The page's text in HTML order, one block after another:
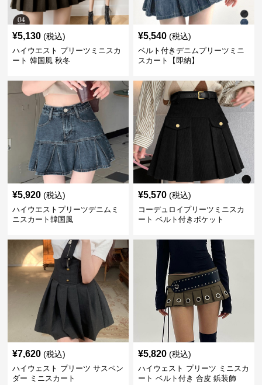
¥5,130 (税込)
ハイウエスト プリーツミニスカ
ート 韓国風 秋冬
¥5,540 (税込)
ベルト付きデニムプリーツミニ
スカート【即納】
¥5,920 (税込)
ハイウエストプリーツデニムミ
ニスカート韓国風
¥5,570 (税込)
コーデュロイプリーツミニスカ
ート ベルト付きポケット
¥7,620 (税込)
ハイウェスト プリーツ サスペン
ダー ミニスカート
¥5,820 (税込)
ハイウェスト プリーツ ミニスカ
ート ベルト付き 合皮 鋲装飾